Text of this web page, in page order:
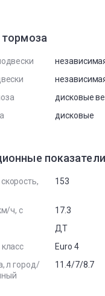
дисковые
дисковые
показатели
153
ч, с
17.3
ДТ
Euro 4
л город/
11.4/7/8.7